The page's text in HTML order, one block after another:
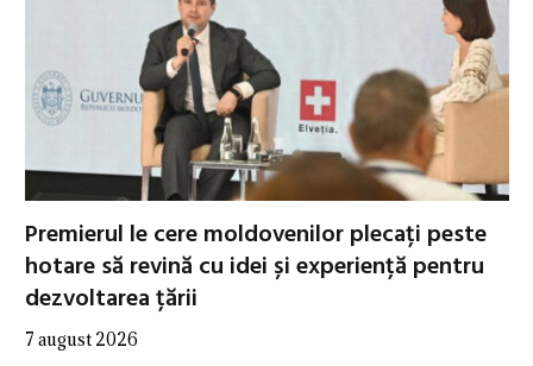
Premierul le cere moldovenilor plecați peste
hotare să revină cu idei și experiență pentru
dezvoltarea țării
7 august 2026